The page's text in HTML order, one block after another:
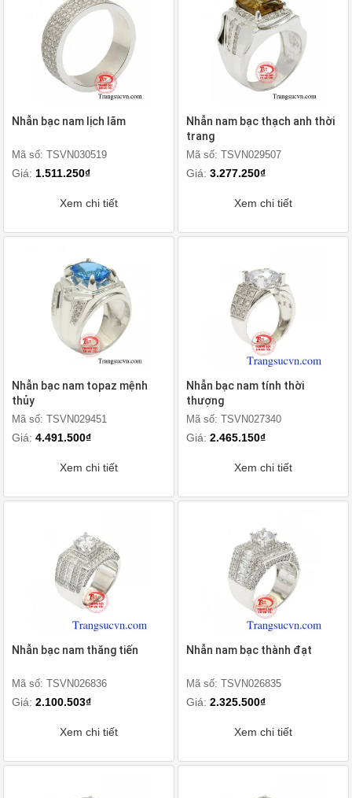
Nhẫn bạc nam lịch lãm
Mã số: TSVN030519
Giá: 1.511.250₫
Xem chi tiết
Nhẫn nam bạc thạch anh thời
trang
Mã số: TSVN029507
Giá: 3.277.250₫
Xem chi tiết
Nhẫn bạc nam topaz mệnh
thủy
Mã số: TSVN029451
Giá: 4.491.500₫
Xem chi tiết
Nhẫn bạc nam tính thời
thượng
Mã số: TSVN027340
Giá: 2.465.150₫
Xem chi tiết
Nhẫn bạc nam thăng tiến
Mã số: TSVN026836
Giá: 2.100.503₫
Xem chi tiết
Nhẫn nam bạc thành đạt
Mã số: TSVN026835
Giá: 2.325.500₫
Xem chi tiết